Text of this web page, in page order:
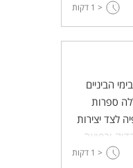
בשלושה
< 1 דקות
הביניים
ספרות
לצד יצירות
ורפואה,
< 1 דקות